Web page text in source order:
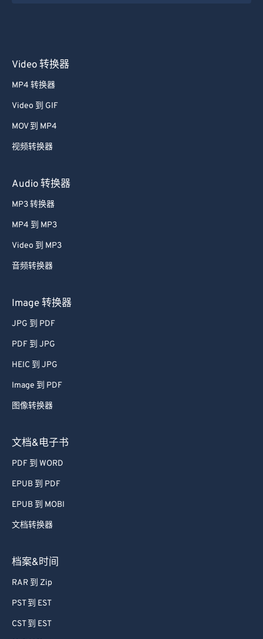
Video 转换器
MP4 转换器
Video 到 GIF
MOV 到 MP4
视频转换器
Audio 转换器
MP3 转换器
MP4 到 MP3
Video 到 MP3
音频转换器
Image 转换器
JPG 到 PDF
PDF 到 JPG
HEIC 到 JPG
Image 到 PDF
图像转换器
文档&电子书
PDF 到 WORD
EPUB 到 PDF
EPUB 到 MOBI
文档转换器
档案&时间
RAR 到 Zip
PST 到 EST
CST 到 EST